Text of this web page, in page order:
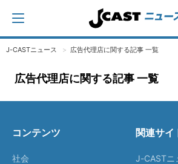
J-CASTニュース 広告代理店に関する記事 一覧
広告代理店に関する記事 一覧
コンテンツ
社会
関連サイ
J-CASTニ